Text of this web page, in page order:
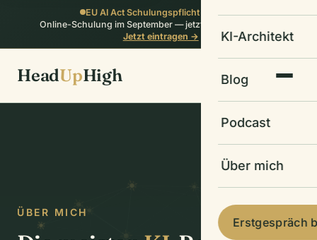
EU AI Act Schulungspflicht erfüllen:
Online-Schulung im September — jetzt auf die Warteliste
Jetzt eintragen →
HeadUpHigh
KI-Architekt
Blog
Podcast
Über mich
Erstgespräch
ÜBER MICH